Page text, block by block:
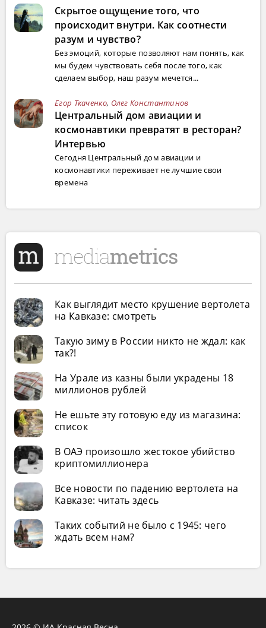
Скрытое ощущение того, что
происходит внутри. Как соотнести
разум и чувство?
Без эмоций, которые позволяют нам понять, как
мы будем чувствовать себя после того, как
сделаем выбор, наш разум мечется...
Егор Ткаченко, Олег Константинов
Центральный дом авиации и
космонавтики превратят в ресторан?
Интервью
Сегодня Центральный дом авиации и
космонавтики переживает не лучшие свои
времена
Как выглядит место крушение вертолета
на Кавказе: смотреть
Такую зиму в России никто не ждал: как
так?!
На Урале из казны были украдены 18
миллионов рублей
Не ешьте эту готовую еду из магазина:
список
В ОАЭ произошло жестокое убийство
криптомиллионера
Все новости по падению вертолета на
Кавказе: читать здесь
Таких событий не было с 1945: чего
ждать всем нам?